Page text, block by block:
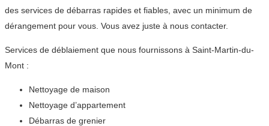
des services de débarras rapides et fiables, avec un minimum de
dérangement pour vous. Vous avez juste à nous contacter.
Services de déblaiement que nous fournissons à Saint-Martin-du-
Mont :
Nettoyage de maison
Nettoyage d’appartement
Débarras de grenier